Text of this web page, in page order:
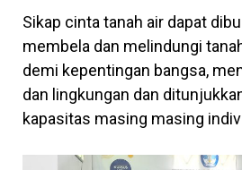
Sikap cinta tanah air dapat
membela dan melindungi
demi kepentingan bangsa,
dan lingkungan dan
kapasitas masing masing